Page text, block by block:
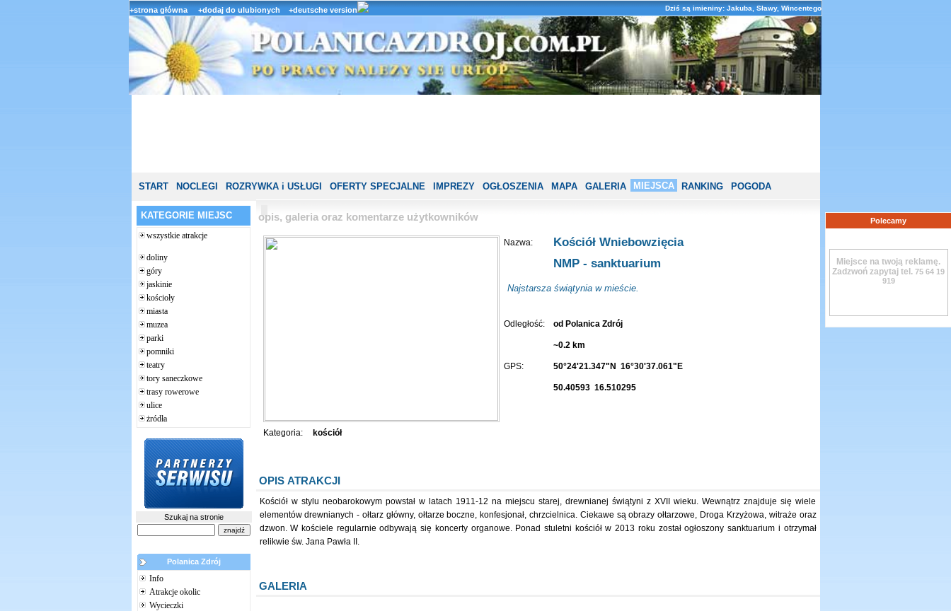
+strona główna +dodaj do ulubionych +deutsche version Dziś są imieniny: Jakuba, Sławy, Wincentego
START NOCLEGI ROZRYWKA i USŁUGI OFERTY SPECJALNE IMPREZY OGŁOSZENIA MAPA GALERIA MIEJSCA RANKING POGODA
KATEGORIE MIEJSC
wszystkie atrakcje
doliny
góry
jaskinie
kościoły
miasta
muzea
parki
pomniki
teatry
tory saneczkowe
trasy rowerowe
ulice
żródła
Szukaj na stronie
Polanica Zdrój
Info
Atrakcje okolic
Wycieczki
opis, galeria oraz komentarze użytkowników
Nazwa:
Kościół Wniebowzięcia
NMP - sanktuarium
Najstarsza świątynia w mieście.
Odległość: od Polanica Zdrój
~0.2 km
GPS: 50°24'21.347"N 16°30'37.061"E
50.40593 16.510295
Kategoria: kościół
OPIS ATRAKCJI
Kościół w stylu neobarokowym powstał w latach 1911-12 na miejscu starej, drewnianej świątyni z XVII wieku. Wewnątrz znajduje się wiele
elementów drewnianych - ołtarz główny, ołtarze boczne, konfesjonał, chrzcielnica. Ciekawe są obrazy ołtarzowe, Droga Krzyżowa, witraże oraz
dzwon. W kościele regularnie odbywają się koncerty organowe. Ponad stuletni kościół w 2013 roku został ogłoszony sanktuarium i otrzymał
relikwie św. Jana Pawła II.
GALERIA
Polecamy
Miejsce na twoją reklamę.
Zadzwoń zapytaj tel. 75 64 19
919